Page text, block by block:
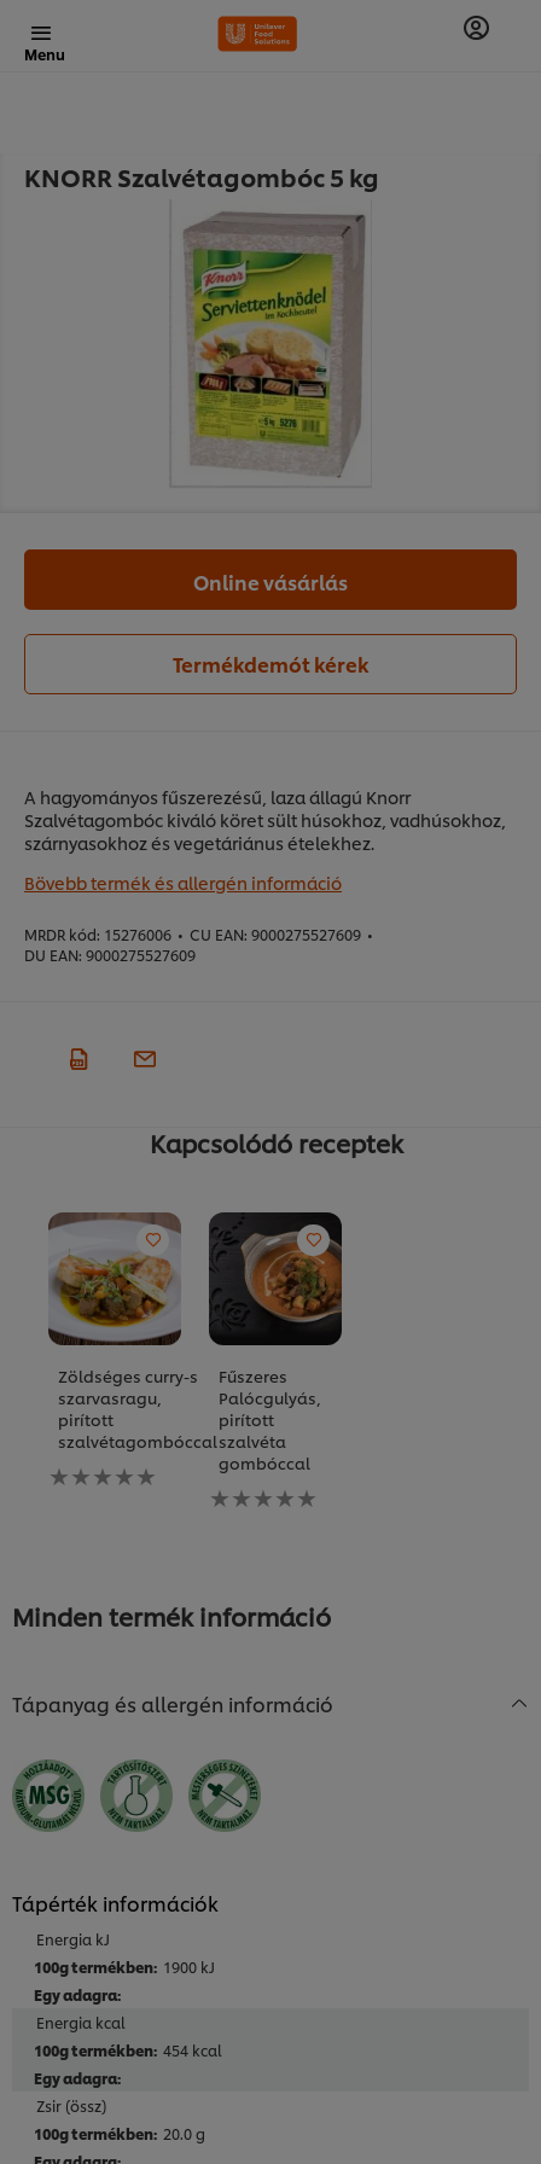
Menu
KNORR Szalvétagombóc 5 kg
A hagyományos fűszerezésű, laza állagú Knorr
Szalvétagombóc kiváló köret sült húsokhoz, vadhúsokhoz,
szárnyasokhoz és vegetáriánus ételekhez.
Bövebb termék és allergén információ
MRDR kód: 15276006 • CU EAN: 9000275527609 •
DU EAN: 9000275527609
Online vásárlás
Termékdemót kérek
Kapcsolódó receptek
Zöldséges curry-s
szarvasragu,
pirított
szalvétagombóccal
Nem
küldtek
elemhez
Fűszeres
Palócgulyás,
pirított
szalvéta
gombóccal
Nem
küldtek
recipe
Minden termék információ
Tápanyag és allergén információ
Tápérték információk
Energia kJ
1900 kJ
Energia kcal
454 kcal
Zsir (össz)
20.0 g